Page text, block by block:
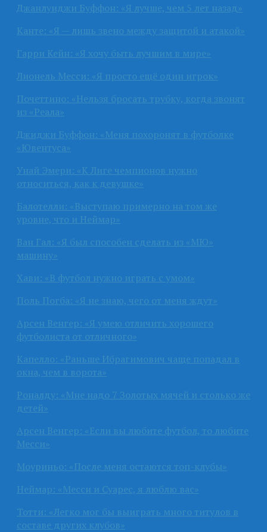
Джанлуиджи Буффон: «Я лучше, чем 5 лет назад»
Канте: «Я — лишь звено между защитой и атакой»
Гарри Кейн: «Я хочу быть лучшим в мире»
Лионель Месси: «Я просто ещё один игрок»
Почеттино: «Нельзя бросать трубку, когда звонят
из «Реала»
Джиджи Буффон: «Меня похоронят в футболке
«Ювентуса»
Унай Эмери: «К Лиге чемпионов нужно
относиться, как к девушке»
Балотелли: «Выступаю примерно на том же
уровне, что и Неймар»
Ван Гал: «Я был способен сделать из «МЮ»
машину»
Хави: «В футбол нужно играть с умом»
Поль Погба: «Я не знаю, чего от меня ждут»
Арсен Венгер: «Я умею отличить хорошего
футболиста от отличного»
Капелло: «Раньше Ибрагимович чаще попадал в
окна, чем в ворота»
Роналду: «Мне надо 7 Золотых мячей и столько же
детей»
Арсен Венгер: «Если вы любите футбол, то любите
Месси»
Моуриньо: «После меня остаются топ-клубы»
Неймар: «Месси и Суарес, я люблю вас»
Тотти: «Легко мог бы выиграть много титулов в
составе других клубов»